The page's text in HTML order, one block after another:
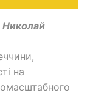
Николай
на